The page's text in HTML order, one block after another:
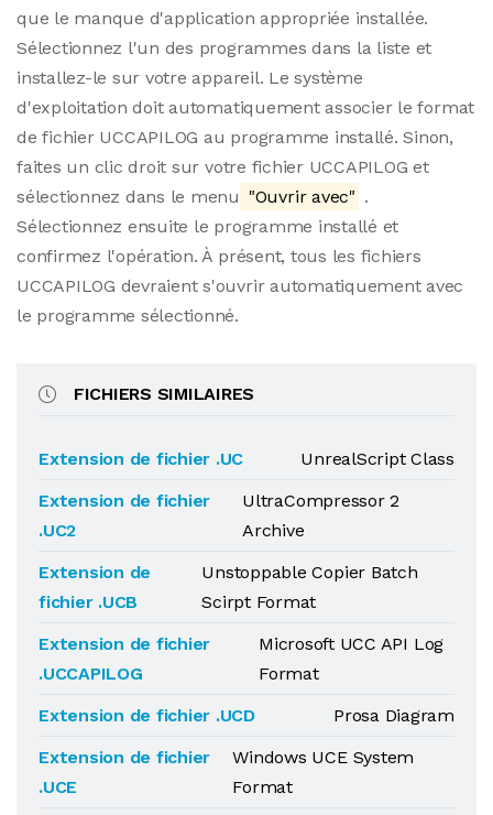
que le manque d'application appropriée installée.
Sélectionnez l'un des programmes dans la liste et
installez-le sur votre appareil. Le système
d'exploitation doit automatiquement associer le format
de fichier UCCAPILOG au programme installé. Sinon,
faites un clic droit sur votre fichier UCCAPILOG et
sélectionnez dans le menu "Ouvrir avec" .
Sélectionnez ensuite le programme installé et
confirmez l'opération. À présent, tous les fichiers
UCCAPILOG devraient s'ouvrir automatiquement avec
le programme sélectionné.
FICHIERS SIMILAIRES
Extension de fichier .UC
UnrealScript Class
Extension de fichier
.UC2
UltraCompressor 2
Archive
Extension de
fichier .UCB
Unstoppable Copier Batch
Scirpt Format
Extension de fichier
.UCCAPILOG
Microsoft UCC API Log
Format
Extension de fichier .UCD
Prosa Diagram
Extension de fichier
.UCE
Windows UCE System
Format